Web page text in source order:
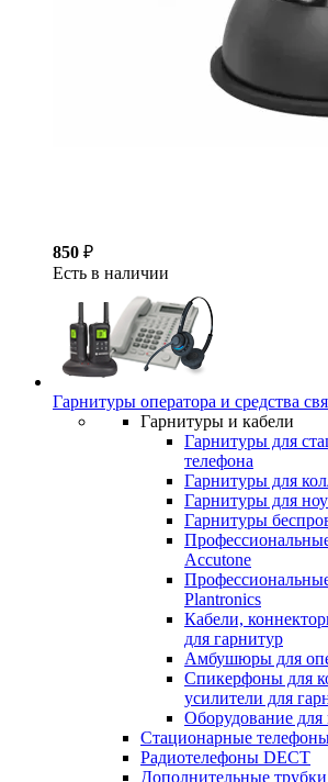
850 ₽
Есть в наличии
Гарнитуры оператора и средства
Гарнитуры и кабели
Гарнитуры для
телефона
Гарнитуры для
Гарнитуры для
Гарнитуры
Accutone
Plantronics
Кабели,
для гарнитур
Амбушюры для
Cпикерфоны для
усилители для
Оборудование для
Стационарные
Радиотелефоны DECT
Дополнительные